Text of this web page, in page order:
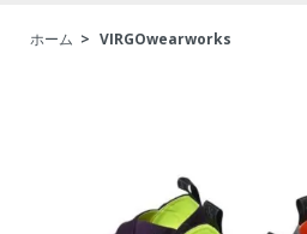
ホーム > VIRGOwearworks